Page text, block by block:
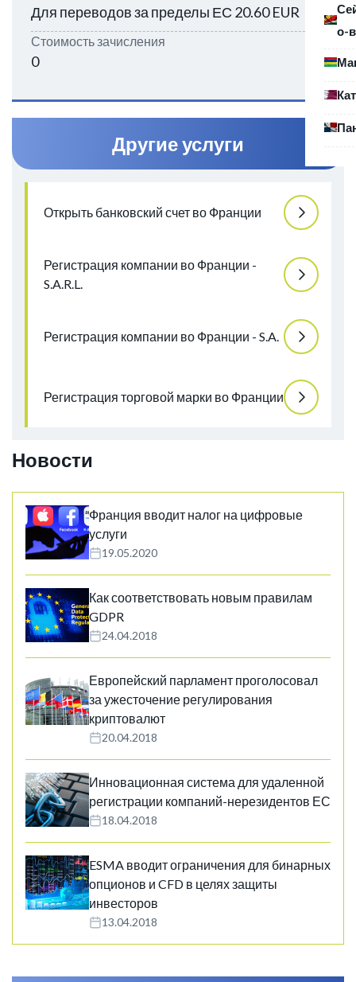
о-
Для переводов за пределы ЕС 20.60 EUR
Стоимость зачисления
0
Другие услуги
Открыть банковский счет во Франции
Регистрация компании во Франции -
S.A.R.L.
Регистрация компании во Франции - S.A.
Регистрация торговой марки во Франции
Новости
Франция вводит налог на цифровые
услуги
19.05.2020
Как соответствовать новым правилам
GDPR
24.04.2018
Европейский парламент проголосовал
за ужесточение регулирования
криптовалют
20.04.2018
Инновационная система для удаленной
регистрации компаний-нерезидентов ЕС
18.04.2018
ESMA вводит ограничения для бинарных
опционов и CFD в целях защиты
инвесторов
13.04.2018